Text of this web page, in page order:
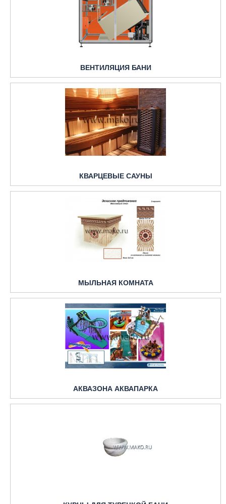
ВЕНТИЛЯЦИЯ БАНИ
КВАРЦЕВЫЕ САУНЫ
МЫЛЬНАЯ КОМНАТА
АКВАЗОНА АКВАПАРКА